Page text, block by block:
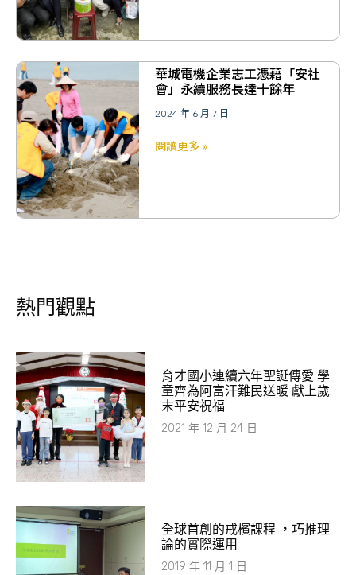
華城電機企業志工憑藉「安社
會」永續服務長達十餘年
2024 年 6 月 7 日
閱讀更多 »
熱門觀點
育才國小連續六年聖誕傳愛 學
童齊為阿富汗難民送暖 獻上歲
末平安祝福
2021 年 12 月 24 日
全球首創的戒檳課程 ，巧推理
論的實際運用
2019 年 11 月 1 日